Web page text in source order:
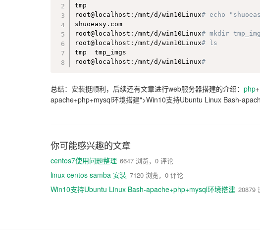
tmp
root@localhost:/mnt/d/win10Linux# echo
shuoeasy.com
root@localhost:/mnt/d/win10Linux# mkdir
root@localhost:/mnt/d/win10Linux# ls
tmp  tmp_imgs
root@localhost:/mnt/d/win10Linux#
总结：安装挺顺利，后续还有文章进行web服务器搭建的介绍： php+
apache+php+mysql环境搭建">Win10支持Ubuntu Linux Bash-
你可能感兴趣的文章
centos7使用问题整理 6647 浏览，0 评论
linux centos samba 安装 7120 浏览，0 评论
Win10支持Ubuntu Linux Bash-apache+php+mysql环境搭建 20879